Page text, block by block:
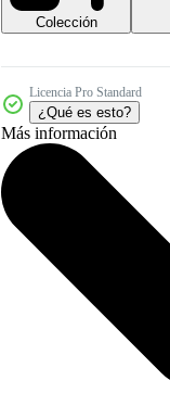
Colección
Licencia Pro Standard
¿Qué es esto?
Más información